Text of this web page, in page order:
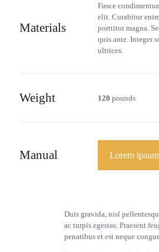
Materials
Fusce
elit. Curabitur
porttitor magna.
quis ante. Integer
ultrices.
Weight 120 pounds
Manual Lorem
Duis gravida, nisl
ac turpis egestas. Praesent
penatibus et est neque